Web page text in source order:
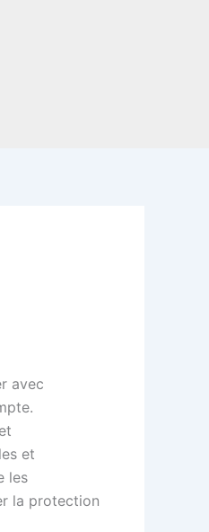
avec
et
les
la protection